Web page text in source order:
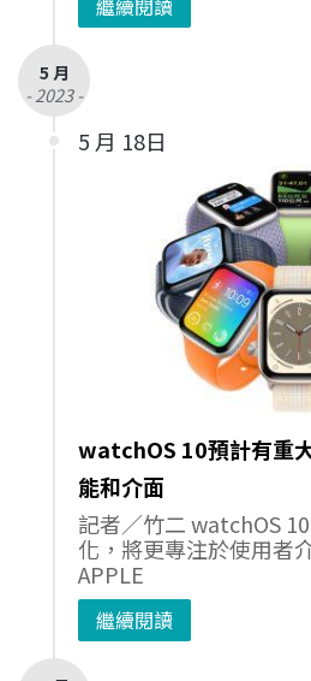
5 月
- 2023 -
5 月 18日
watchOS 10預計有重
能和介面
記者／竹二 watchOS
化，將更專注於使用者
APPLE
繼續閱讀